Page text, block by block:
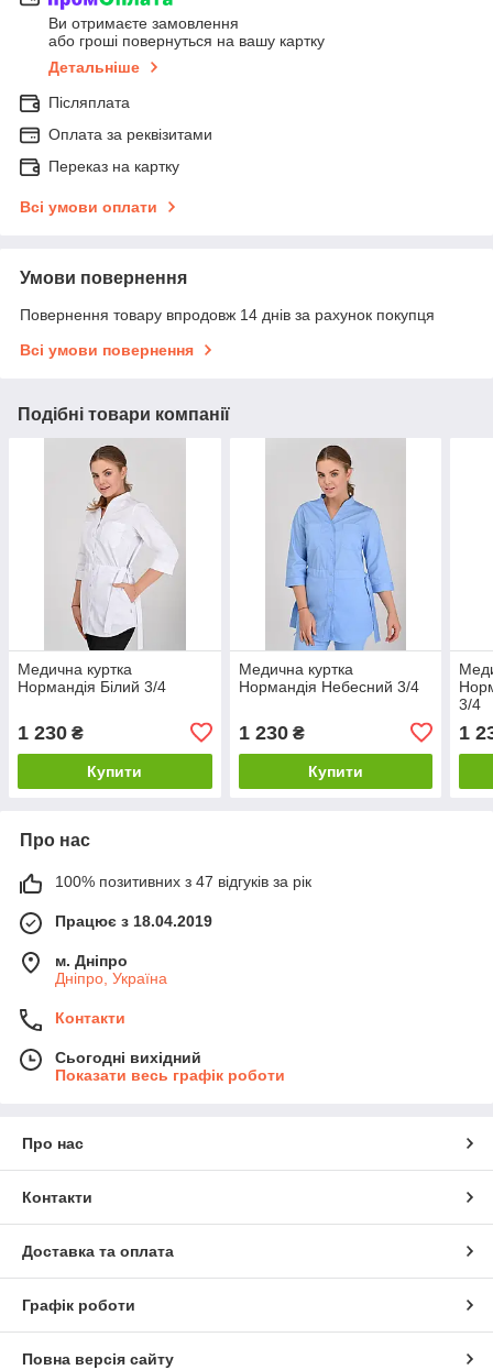
Ви отримаєте замовлення
або гроші повернуться на вашу картку
Детальніше
Післяплата
Оплата за реквізитами
Переказ на картку
Всі умови оплати
Умови повернення
Повернення товару впродовж 14 днів за рахунок покупця
Всі умови повернення
Подібні товари компанії
Медична куртка
Нормандія Білий 3/4
1 230 ₴
Купити
Медична куртка
Нормандія Небесний 3/4
1 230₴
Купити
3/4
1
Про нас
100% позитивних з 47 відгуків за рік
Працює з 18.04.2019
м. Дніпро
Дніпро, Україна
Контакти
Сьогодні вихідний
Показати весь графік роботи
Про нас
Контакти
Доставка та оплата
Графік роботи
Повна версія сайту